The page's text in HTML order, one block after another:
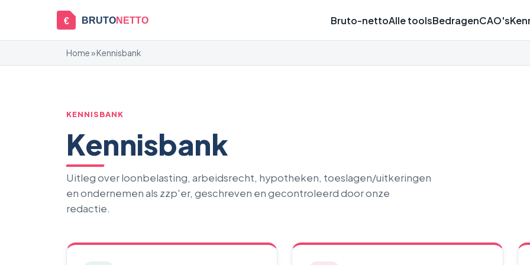
€ BRUTONETTO Bruto-nettoAlle toolsBedragenCAO's
Home» Kennisbank
KENNISBANK
Kennisbank
Uitleg over loonbelasting, arbeidsrecht, hypotheken, toeslagen/uitkeringen
en ondernemen als zzp'er, geschreven en gecontroleerd door onze
redactie.